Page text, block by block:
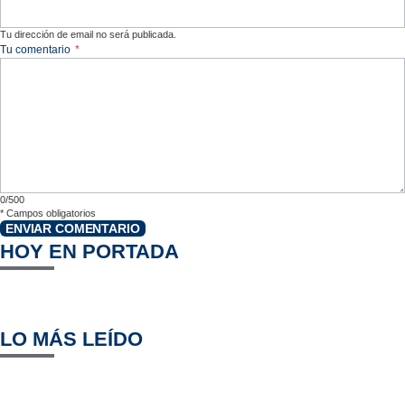
Tu dirección de email no será publicada.
Tu comentario *
0/500
* Campos obligatorios
ENVIAR COMENTARIO
HOY EN PORTADA
LO MÁS LEÍDO